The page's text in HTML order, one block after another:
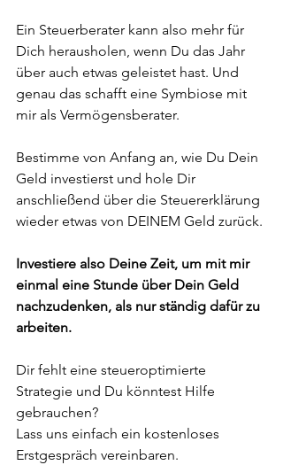
Ein Steuerberater kann also mehr für
Dich herausholen, wenn Du das Jahr
über auch etwas geleistet hast. Und
genau das schafft eine Symbiose mit
mir als Vermögensberater.
Bestimme von Anfang an, wie Du Dein
Geld investierst und hole Dir
anschließend über die Steuererklärung
wieder etwas von DEINEM Geld zurück.
Investiere also Deine Zeit, um mit mir
einmal eine Stunde über Dein Geld
nachzudenken, als nur ständig dafür zu
arbeiten.
Dir fehlt eine steueroptimierte
Strategie und Du könntest Hilfe
gebrauchen?
Lass uns einfach ein kostenloses
Erstgespräch vereinbaren.